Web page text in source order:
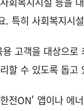
. 특히 사회복지시
용 고객을 대상으
할 수 있도록 돕고
전ON' 앱이나 에